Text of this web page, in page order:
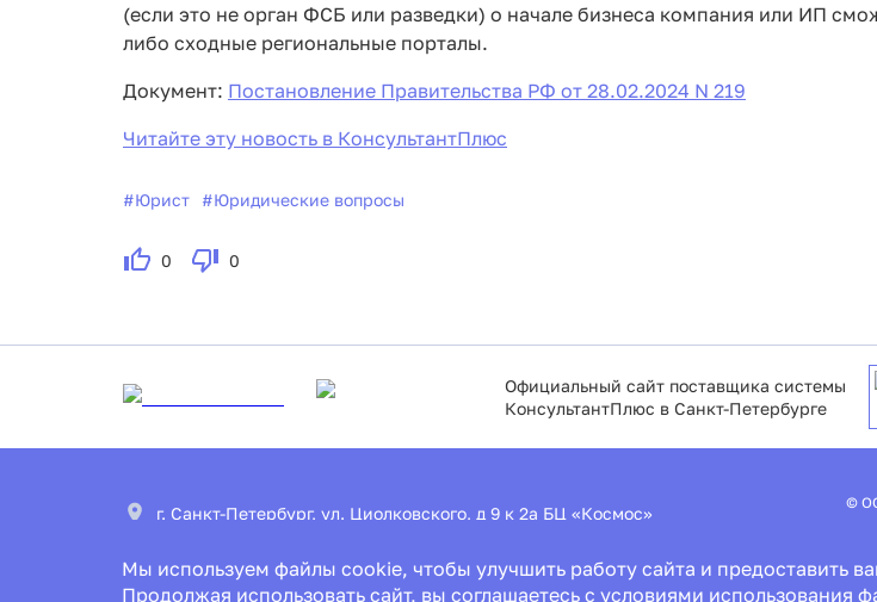
(если это не орган ФСБ или разведки) о начале бизнеса компания или ИП
либо сходные региональные порталы.
Документ: Постановление Правительства РФ от 28.02.2024 N 219
Читайте эту новость в КонсультантПлюс
#Юрист #Юридические вопросы
0 0
Мы используем файлы cookie, чтобы улучшить работу сайта и предоставить
Продолжая использовать сайт, вы соглашаетесь с условиями использования
Официальный сайт поставщика системы
КонсультантПлюс в Санкт-Петербурге
г. Санкт-Петербург, ул. Циолковского, д 9 к 2а БЦ «Космос»
office@ascon.spb.ru
©